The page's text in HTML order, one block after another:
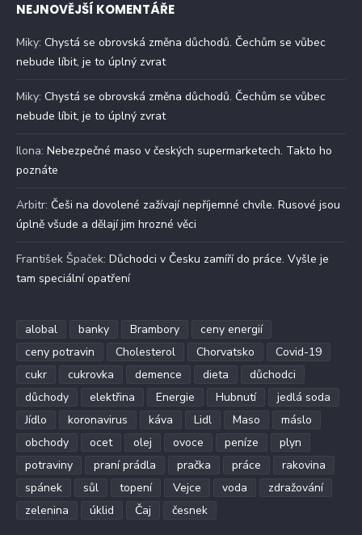
NEJNOVĚJŠÍ KOMENTÁŘE
Miky: Chystá se obrovská změna důchodů. Čechům se vůbec
nebude líbit, je to úplný zvrat
Miky: Chystá se obrovská změna důchodů. Čechům se vůbec
nebude líbit, je to úplný zvrat
Ilona: Nebezpečné maso v českých supermarketech. Takto ho
poznáte
Arbitr: Češi na dovolené zažívají nepříjemné chvíle. Rusové jsou
úplně všude a dělají jim hrozné věci
František Špaček: Důchodci v Česku zamíří do práce. Vyšle je
tam speciální opatření
alobal banky Brambory
ceny energií
ceny potravin
Cholesterol Chorvatsko
Covid-19
cukr
cukrovka demence dieta
důchodci
důchody
elektřina Energie Hubnutí
jedlá soda
Jídlo
koronavirus káva Lidl Maso
máslo
obchody
ocet olej ovoce peníze
plyn
potraviny
praní prádla pračka práce
rakovina
spánek
sůl topení Vejce voda
zdražování
zelenina
úklid Čaj česnek